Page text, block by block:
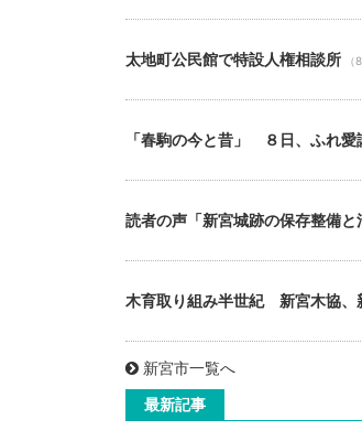
太地町公民館で特設人権相談所 （
「春駒の今と昔」 ８日、ふれ
読者の声「新宮城跡の保存整備と
木育取り組み半世紀 新宮木協
新宮市一覧へ
最新記事